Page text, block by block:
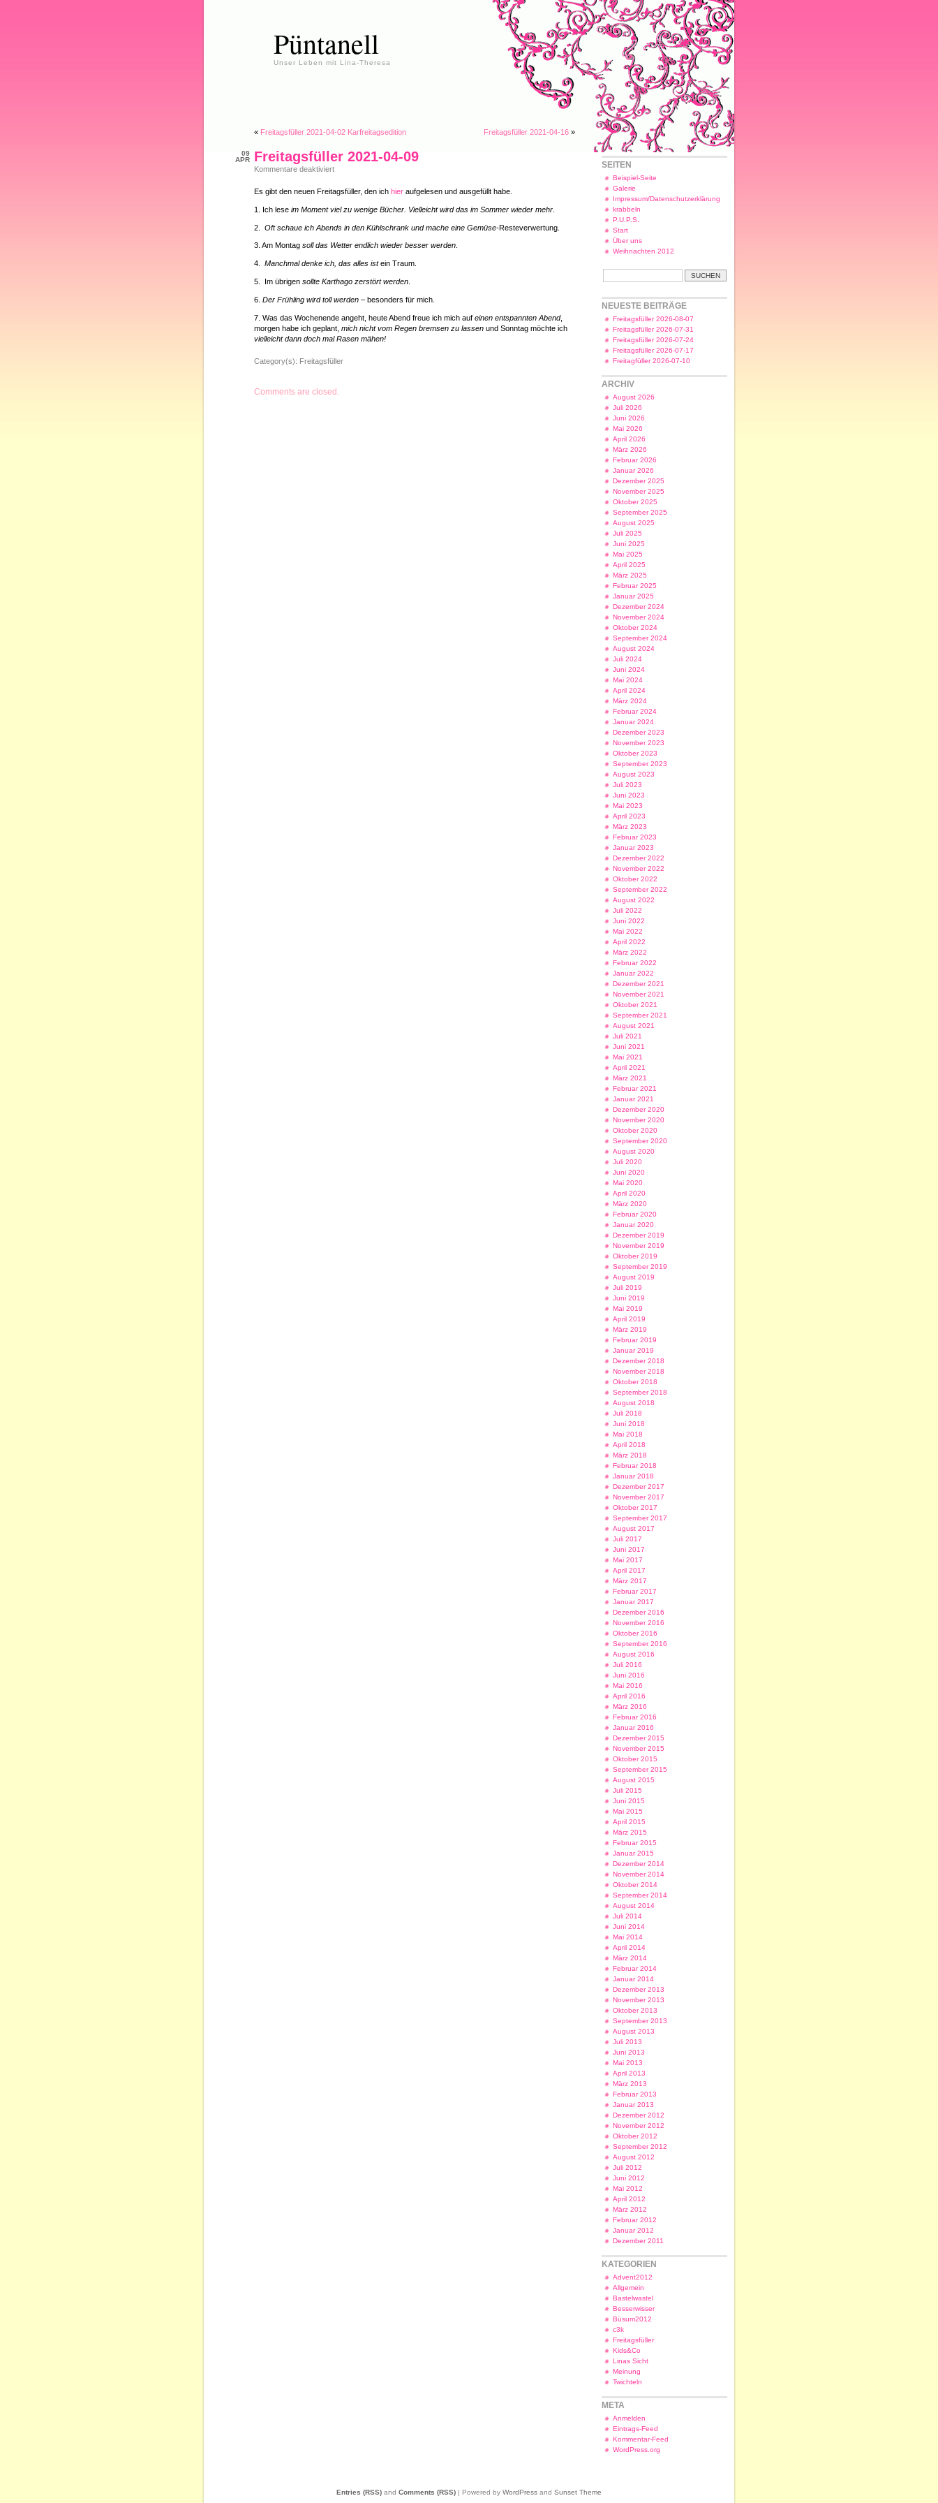
Püntanell
Unser Leben mit Lina-Theresa
« Freitagsfüller 2021-04-02 Karfreitagsedition Freitagsfüller 2021-04-16 »
09
APR
Freitagsfüller 2021-04-09
Kommentare deaktiviertfür
04-
Es gibt den neuen Freitagsfüller, den ich hier aufgelesen und ausgefüllt habe.
1. Ich lese im Moment viel zu wenige Bücher. Vielleicht wird das im Sommer wieder mehr
2. Oft schaue ich Abends in den Kühlschrank und mache eine Gemüse-Resteverwertung.
3. Am Montag soll das Wetter endlich wieder besser werden
4. Manchmal denke ich, das alles istein Traum.
5. Im übrigen sollte Karthago zerstört werden
6. Der Frühling wird toll werden – besonders für mich.
7. Was das Wochenende angeht, heute Abend freue ich mich auf einen entspannten Abend,
morgen habe ich geplant, mich nicht vom Regen bremsen zu lassen und Sonntag möchte ich
vielleicht dann doch mal Rasen mähen!
Category(s): Freitagsfüller
Comments are closed.
SEITEN
Beispiel-Seite
Galerie
Impressum/Datenschutzerklärung
krabbeln
P.U.P.S.
Start
Über uns
Weihnachten 2012
NEUESTE BEITRÄGE
Freitagsfüller 2026-08-07
Freitagsfüller 2026-07-31
Freitagsfüller 2026-07-24
Freitagsfüller 2026-07-17
Freitagfüller 2026-07-10
ARCHIV
August 2026
Juli 2026
Juni 2026
Mai 2026
April 2026
März 2026
Februar 2026
Januar 2026
Dezember 2025
November 2025
Oktober 2025
September 2025
August 2025
Juli 2025
Juni 2025
Mai 2025
April 2025
März 2025
Februar 2025
Januar 2025
Dezember 2024
November 2024
Oktober 2024
September 2024
August 2024
Juli 2024
Juni 2024
Mai 2024
April 2024
März 2024
Februar 2024
Januar 2024
Dezember 2023
November 2023
Oktober 2023
September 2023
August 2023
Juli 2023
Juni 2023
Mai 2023
April 2023
März 2023
Februar 2023
Januar 2023
Dezember 2022
November 2022
Oktober 2022
September 2022
August 2022
Juli 2022
Juni 2022
Mai 2022
April 2022
März 2022
Februar 2022
Januar 2022
Dezember 2021
November 2021
Oktober 2021
September 2021
August 2021
Juli 2021
Juni 2021
Mai 2021
April 2021
März 2021
Februar 2021
Januar 2021
Dezember 2020
November 2020
Oktober 2020
September 2020
August 2020
Juli 2020
Juni 2020
Mai 2020
April 2020
März 2020
Februar 2020
Januar 2020
Dezember 2019
November 2019
Oktober 2019
September 2019
August 2019
Juli 2019
Juni 2019
Mai 2019
April 2019
März 2019
Februar 2019
Januar 2019
Dezember 2018
November 2018
Oktober 2018
September 2018
August 2018
Juli 2018
Juni 2018
Mai 2018
April 2018
März 2018
Februar 2018
Januar 2018
Dezember 2017
November 2017
Oktober 2017
September 2017
August 2017
Juli 2017
Juni 2017
Mai 2017
April 2017
März 2017
Februar 2017
Januar 2017
Dezember 2016
November 2016
Oktober 2016
September 2016
August 2016
Juli 2016
Juni 2016
Mai 2016
April 2016
März 2016
Februar 2016
Januar 2016
Dezember 2015
November 2015
Oktober 2015
September 2015
August 2015
Juli 2015
Juni 2015
Mai 2015
April 2015
März 2015
Februar 2015
Januar 2015
Dezember 2014
November 2014
Oktober 2014
September 2014
August 2014
Juli 2014
Juni 2014
Mai 2014
April 2014
März 2014
Februar 2014
Januar 2014
Dezember 2013
November 2013
Oktober 2013
September 2013
August 2013
Juli 2013
Juni 2013
Mai 2013
April 2013
März 2013
Februar 2013
Januar 2013
Dezember 2012
November 2012
Oktober 2012
September 2012
August 2012
Juli 2012
Juni 2012
Mai 2012
April 2012
März 2012
Februar 2012
Januar 2012
Dezember 2011
KATEGORIEN
Advent2012
Allgemein
Bastelwastel
Besserwisser
Büsum2012
c3k
Freitagsfüller
Kids&Co
Linas Sicht
Meinung
Twichteln
META
Anmelden
Eintrags-Feed
Kommentar-Feed
WordPress.org
Entries (RSS) and Comments (RSS) | Powered by WordPress and Sunset Theme